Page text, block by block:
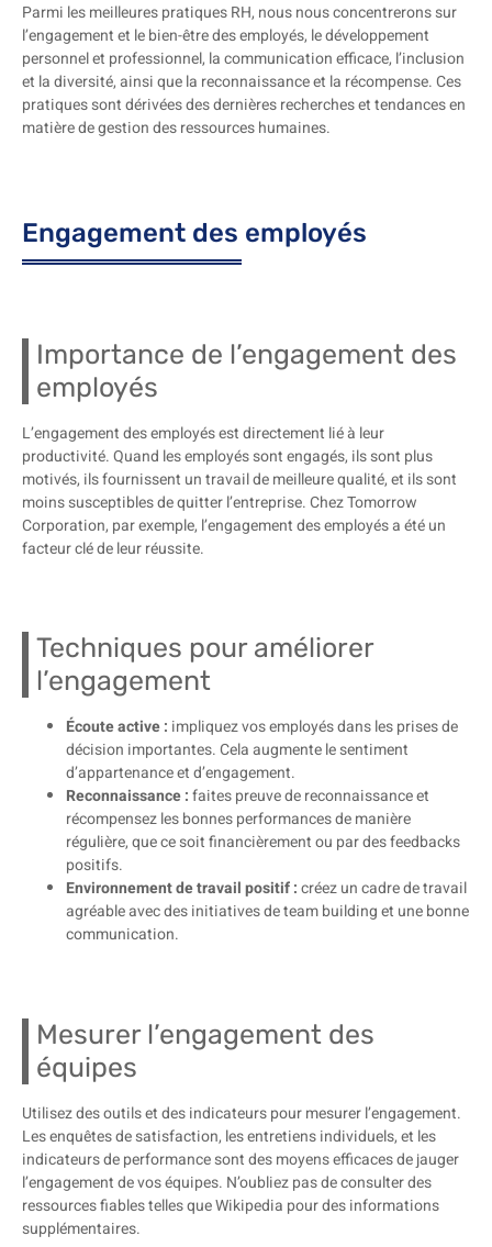
Parmi les meilleures pratiques RH, nous nous concentrerons sur
l’engagement et le bien-être des employés, le développement
personnel et professionnel, la communication efficace, l’inclusion
et la diversité, ainsi que la reconnaissance et la récompense. Ces
pratiques sont dérivées des dernières recherches et tendances en
matière de gestion des ressources humaines.
Engagement des employés
Importance de l’engagement des
employés
L’engagement des employés est directement lié à leur
productivité. Quand les employés sont engagés, ils sont plus
motivés, ils fournissent un travail de meilleure qualité, et ils sont
moins susceptibles de quitter l’entreprise. Chez Tomorrow
Corporation, par exemple, l’engagement des employés a été un
facteur clé de leur réussite.
Techniques pour améliorer
l’engagement
Écoute active : impliquez vos employés dans les prises de
décision importantes. Cela augmente le sentiment
d’appartenance et d’engagement.
Reconnaissance :faites preuve de reconnaissance et
récompensez les bonnes performances de manière
régulière, que ce soit financièrement ou par des feedbacks
positifs.
Environnement de travail positif :créez un cadre de travail
agréable avec des initiatives de team building et une bonne
communication.
Mesurer l’engagement des
équipes
Utilisez des outils et des indicateurs pour mesurer l’engagement.
Les enquêtes de satisfaction, les entretiens individuels, et les
indicateurs de performance sont des moyens efficaces de jauger
l’engagement de vos équipes. N’oubliez pas de consulter des
ressources fiables telles que Wikipedia pour des informations
supplémentaires.